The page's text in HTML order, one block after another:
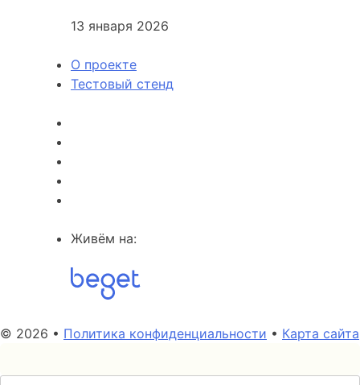
13 января 2026
О проекте
Тестовый стенд
Живём на:
© 2026 • Политика конфиденциальности • Карта сайта